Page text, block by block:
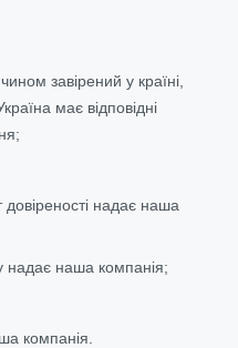
завірений у країні,
має відповідні
довіреності надає наша
надає наша компанія;
компанія.